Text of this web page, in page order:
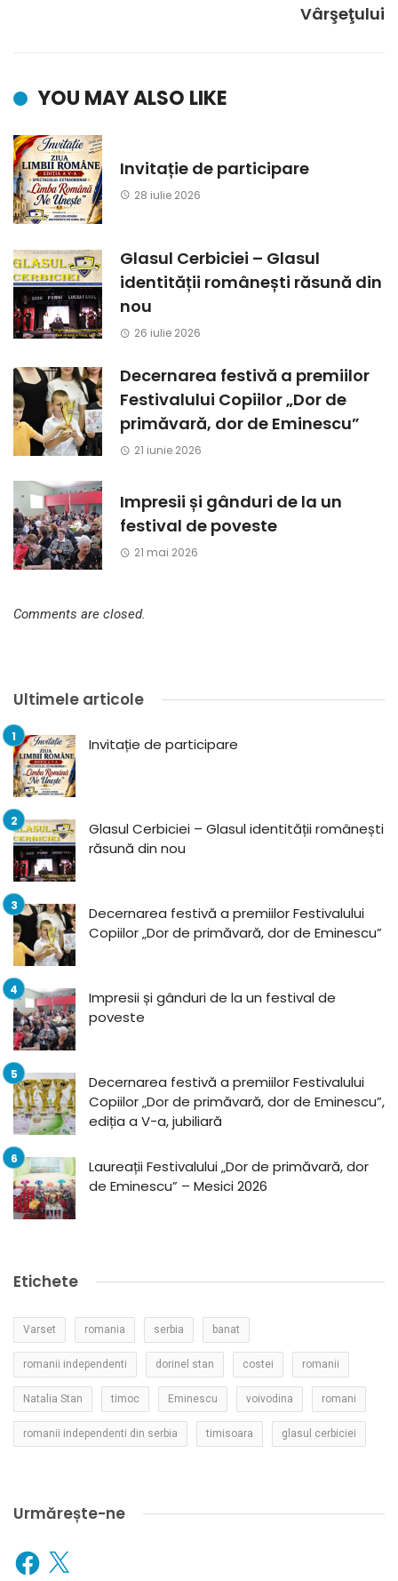
Vârşeţului
YOU MAY ALSO LIKE
Invitație de participare
28 iulie 2026
Glasul Cerbiciei – Glasul
identității românești răsună din
nou
26 iulie 2026
Decernarea festivă a premiilor
Festivalului Copiilor „Dor de
primăvară, dor de Eminescu”
21 iunie 2026
Impresii și gânduri de la un
festival de poveste
21 mai 2026
Comments are closed.
Ultimele articole
Invitație de participare
Glasul Cerbiciei – Glasul identității românești
răsună din nou
Decernarea festivă a premiilor Festivalului
Copiilor „Dor de primăvară, dor de Eminescu”
Impresii și gânduri de la un festival de
poveste
Decernarea festivă a premiilor Festivalului
Copiilor „Dor de primăvară, dor de Eminescu”,
ediția a V-a, jubiliară
Laureații Festivalului „Dor de primăvară, dor
de Eminescu” – Mesici 2026
Etichete
Varset romania serbia banat
romanii independenti dorinel stan costei romanii
Natalia Stan timoc Eminescu voivodina romani
romanii independenti din serbia timisoara glasul cerbiciei
Urmărește-ne
Facebook
X